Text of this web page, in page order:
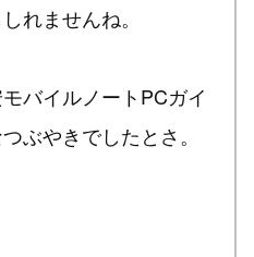
れませんね。
バイルノートPCガイ
ぶやきでしたとさ。